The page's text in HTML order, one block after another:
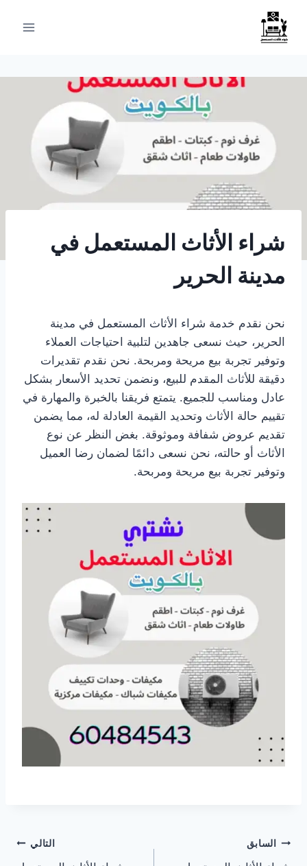
التجاوز
المحتوى
شراء الأثاث المستعمل في
مدينة الحرير
نحن نقدم خدمة شراء الأثاث المستعمل في مدينة
الحرير، حيث نسعى جاهدين لتلبية احتياجات العملاء
وتوفير تجربة بيع مريحة ومربحة. نحن نقدم تقديرات
دقيقة للأثاث المقدم للبيع، ونضمن تحديد الأسعار بشكل
عادل ومناسب للجميع. يتمتع فريقنا بالخبرة والمهارة في
تقييم حالة الأثاث وتحديد القيمة العادلة له، مما يضمن
تقديم عروض شفافة وموثوقة. بغض النظر عن نوع
الأثاث أو حالته، نحن نسعى دائمًا لضمان رضا العميل
وتوفير تجربة بيع مريحة ومربحة.
تصفّح
السابق التالي